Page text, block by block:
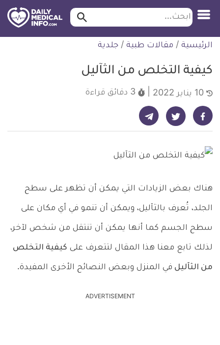
التخطي
للمحتوى
ابحث ابحث…
الرئيسية / مقالات طبية / جلدية
كيفية التخلص من الثآليل
3 دقائق قراءة
شارك على فيسبوك - ديلي ميديكال انفو شارك على تويتر - ديلي ميديكال انفو شارك على تيليجرام - ديلي ميديكال انفو
هناك بعض الزيادات التي يمكن أن تظهر على سطح
الجلد، تُعرف بالثآليل، ويمكن أن تنمو في أي مكان على
سطح الجسم كما أنها يمكن أن تنتقل من شخص لآخر،
لذلك تابع معنا هذا المقال لتتعرف على كيفية التخلص
من الثآليل في المنزل وبعض النصائح الأخرى المفيدة.
ADVERTISEMENT